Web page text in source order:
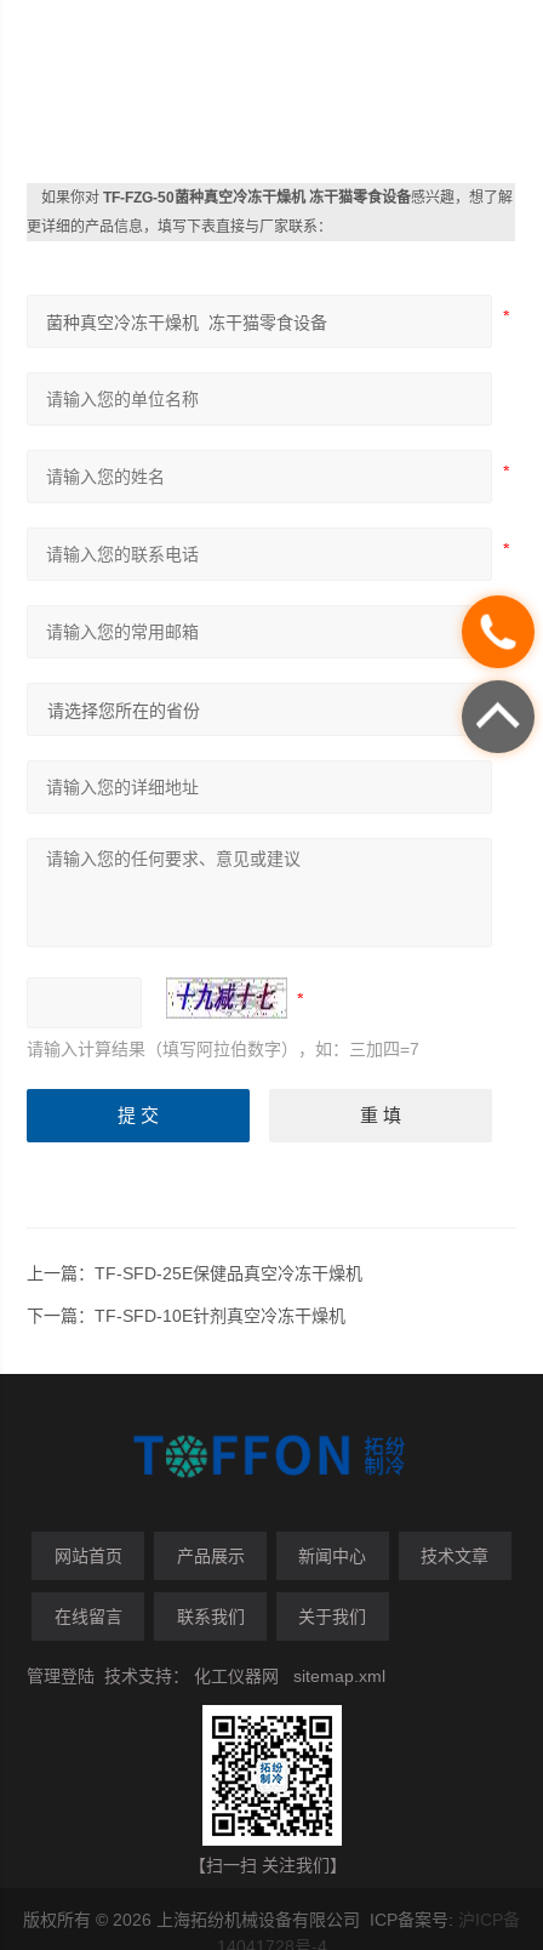
如果你对TF-FZG-50菌种真空冷冻干燥机 冻干猫零食设备感兴趣，想了解
更详细的产品信息，填写下表直接与厂家联系：
请输入计算结果（填写阿拉伯数字），如：三加四=7
上一篇：TF-SFD-25E保健品真空冷冻干燥机
下一篇：TF-SFD-10E针剂真空冷冻干燥机
网站首页 产品展示 新闻中心 技术文章
在线留言 联系我们 关于我们
管理登陆 技术支持：化工仪器网 sitemap.xml
【扫一扫 关注我们】
版权所有 © 2026 上海拓纷机械设备有限公司 ICP备案号: 沪ICP备
14041728号-4